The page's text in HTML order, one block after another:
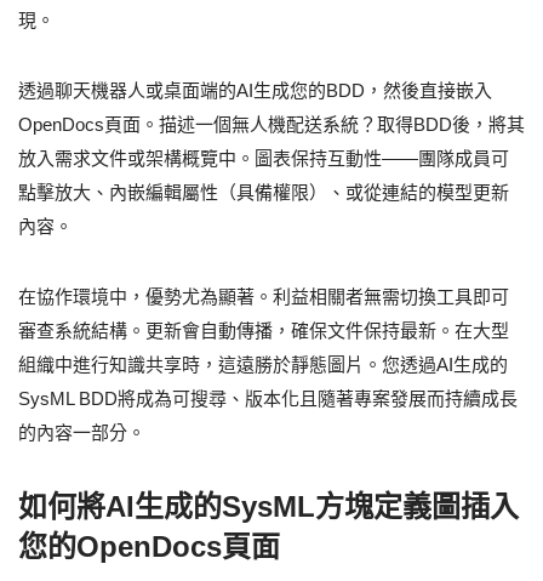
現。
透過聊天機器人或桌面端的AI生成您的BDD，然後直接嵌入
OpenDocs頁面。描述一個無人機配送系統？取得BDD後，將其
放入需求文件或架構概覽中。圖表保持互動性——團隊成員可
點擊放大、內嵌編輯屬性（具備權限）、或從連結的模型更新
內容。
在協作環境中，優勢尤為顯著。利益相關者無需切換工具即可
審查系統結構。更新會自動傳播，確保文件保持最新。在大型
組織中進行知識共享時，這遠勝於靜態圖片。您透過AI生成的
SysML BDD將成為可搜尋、版本化且隨著專案發展而持續成長
的內容一部分。
如何將AI生成的SysML方塊定義圖插入
您的OpenDocs頁面